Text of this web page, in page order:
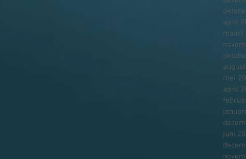
april
maart
mei
april
juni